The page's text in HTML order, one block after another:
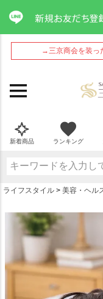
→三京商会を装っ
新着商品 ランキング
ライフスタイル 美容・ヘル